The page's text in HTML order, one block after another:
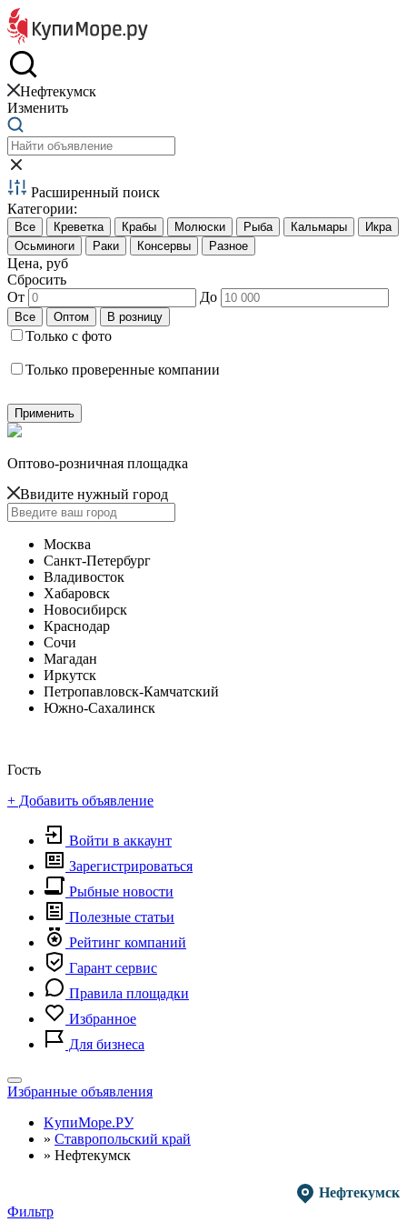
Нефтекумск
Изменить
Расширенный поиск
Категории:
Цена, руб
Сбросить
От
До
Только с фото
Только проверенные компании
Оптово-розничная площадка
Ввидите нужный город
Москва
Санкт-Петербург
Владивосток
Хабаровск
Новосибирск
Краснодар
Сочи
Магадан
Иркутск
Петропавловск-Камчатский
Южно-Сахалинск
Гость
+ Добавить объявление
Войти в аккаунт
Зарегистрироваться
Рыбные новости
Полезные статьи
Рейтинг компаний
Гарант сервис
Правила площадки
Избранное
Для бизнеса
Toggle
navigation
Избранные объявления
KупиМоре.РУ
» Ставропольский край
» Нефтекумск
Нефтекумск
Фильтр